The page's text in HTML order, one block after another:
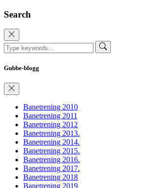
Search
Gubbe-blogg
Banetrening 2010
Banetrening 2011
Banetrening 2012
Banetrening 2013.
Banetrening 2014.
Banetrening 2015.
Banetrening 2016.
Banetrening 2017.
Banetrening 2018
Banetrening 2019